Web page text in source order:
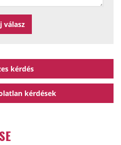
kérdés
kérdések